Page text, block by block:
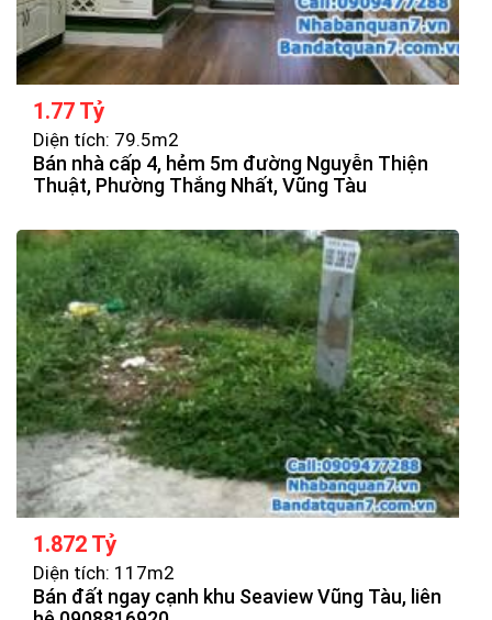
1.77 Tỷ
Diện tích: 79.5m2
Bán nhà cấp 4, hẻm 5m đường Nguyễn Thiện
Thuật, Phường Thắng Nhất, Vũng Tàu
1.872 Tỷ
Diện tích: 117m2
Bán đất ngay cạnh khu Seaview Vũng Tàu, liên